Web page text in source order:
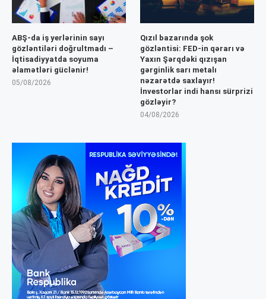
ABŞ-da iş yerlərinin sayı
gözləntiləri doğrultmadı –
İqtisadiyyatda soyuma
əlamətləri güclənir!
05/08/2026
Qızıl bazarında şok
gözləntisi: FED-in qərarı və
Yaxın Şərqdəki qızışan
gərginlik sarı metalı
nəzarətdə saxlayır!
İnvestorlar indi hansı sürprizi
gözləyir?
04/08/2026